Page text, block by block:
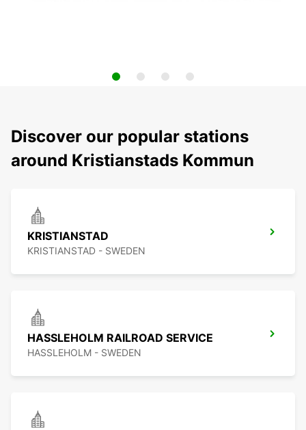
Discover our popular stations
around Kristianstads Kommun
KRISTIANSTAD
KRISTIANSTAD - SWEDEN
HASSLEHOLM RAILROAD SERVICE
HASSLEHOLM - SWEDEN